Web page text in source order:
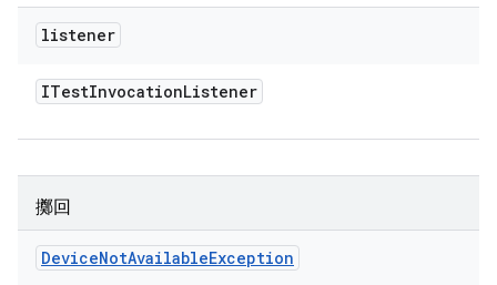
listener
ITestInvocationListener
擲回
DeviceNotAvailableException